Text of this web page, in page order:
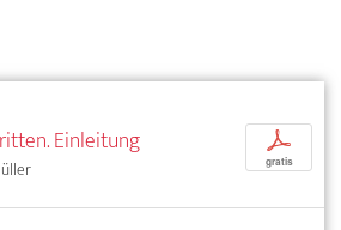
Einleitung
p
gratis